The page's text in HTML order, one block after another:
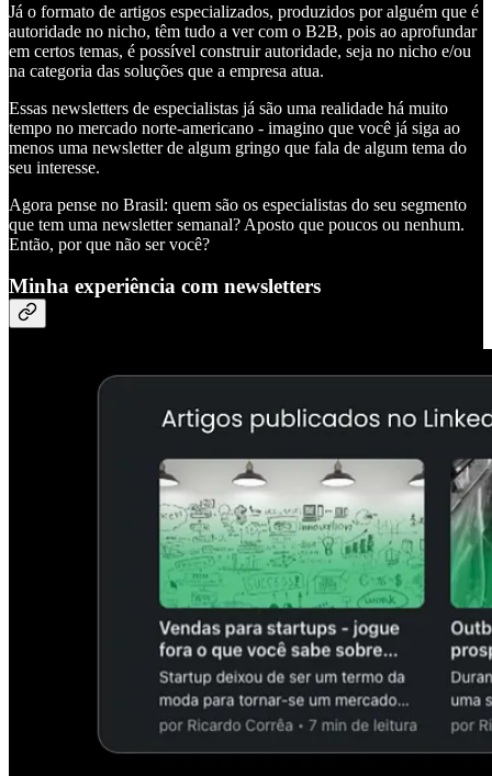
Já o formato de artigos especializados, produzidos por alguém que é
autoridade no nicho, têm tudo a ver com o B2B, pois ao aprofundar
em certos temas, é possível construir autoridade, seja no nicho e/ou
na categoria das soluções que a empresa atua.
Essas newsletters de especialistas já são uma realidade há muito
tempo no mercado norte-americano - imagino que você já siga ao
menos uma newsletter de algum gringo que fala de algum tema do
seu interesse.
Agora pense no Brasil: quem são os especialistas do seu segmento
que tem uma newsletter semanal? Aposto que poucos ou nenhum.
Então, por que não ser você?
Minha experiência com newsletters